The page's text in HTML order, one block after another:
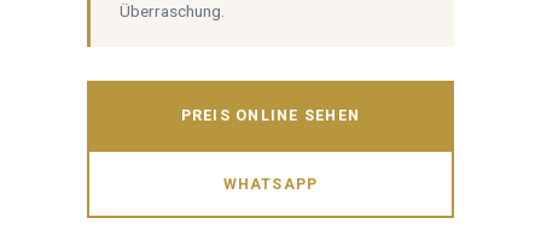
Überraschung.
PREIS ONLINE SEHEN
WHATSAPP